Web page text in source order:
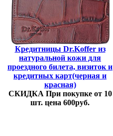
Кредитницы Dr.Koffer из
натуральной кожи для
проездного билета, визиток и
кредитных карт(черная и
красная)
СКИДКА При покупке от 10
шт. цена 600руб.